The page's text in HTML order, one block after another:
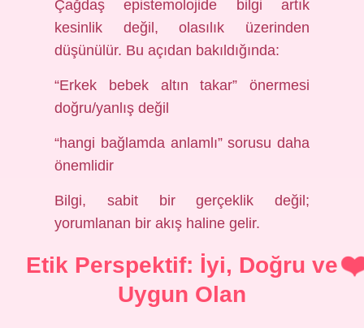
Çağdaş epistemolojide bilgi artık
kesinlik değil, olasılık üzerinden
düşünülür. Bu açıdan bakıldığında:
“Erkek bebek altın takar” önermesi
doğru/yanlış değil
“hangi bağlamda anlamlı” sorusu daha
önemlidir
Bilgi, sabit bir gerçeklik değil;
yorumlanan bir akış haline gelir.
Etik Perspektif: İyi, Doğru ve
Uygun Olan